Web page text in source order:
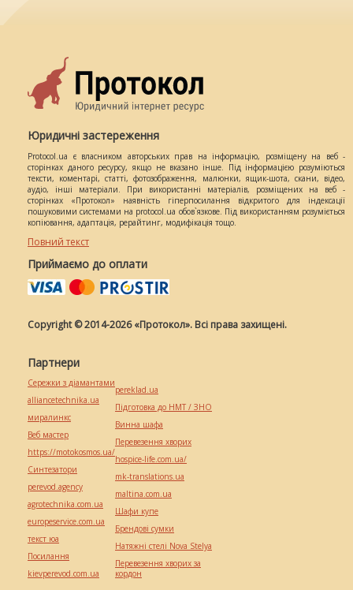
Юридичні застереження
Protocol.ua є власником авторських прав на інформацію, розміщену на веб -
сторінках даного ресурсу, якщо не вказано інше. Під інформацією розуміються
тексти, коментарі, статті, фотозображення, малюнки, ящик-шота, скани, відео,
аудіо, інші матеріали. При використанні матеріалів, розміщених на веб -
сторінках «Протокол» наявність гіперпосилання відкритого для індексації
пошуковими системами на protocol.ua обов`язкове. Під використанням розуміється
копіювання, адаптація, рерайтинг, модифікація тощо.
Повний текст
Приймаємо до оплати
Copyright © 2014-2026 «Протокол». Всі права захищені.
Партнери
Сережки з діамантами
alliancetechnika.ua
миралинкс
Веб мастер
https://motokosmos.ua/
Синтезатори
perevod.agency
agrotechnika.com.ua
europeservice.com.ua
текст юа
Посилання
kievperevod.com.ua
pereklad.ua
Підготовка до НМТ / ЗНО
Винна шафа
Перевезення хворих
hospice-life.com.ua/
mk-translations.ua
maltina.com.ua
Шафи купе
Брендові сумки
Натяжні стелі Nova Stelya
Перевезення хворих за
кордон